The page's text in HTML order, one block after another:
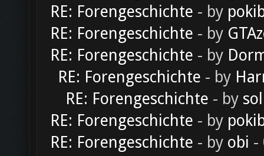
RE: Forengeschichte - by
RE: Forengeschichte - by
RE: Forengeschichte - by
RE: Forengeschichte - by
RE: Forengeschichte - by
RE: Forengeschichte - by
RE: Forengeschichte - by obi -